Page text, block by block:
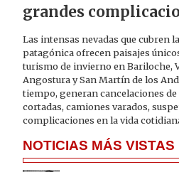
grandes
Las intensas nevadas que cubren
patagónica ofrecen paisajes
turismo de invierno en Bariloche,
Angostura y San Martín de los
tiempo, generan cancelaciones de
cortadas, camiones varados,
complicaciones en la vida
NOTICIAS MÁS VISTAS